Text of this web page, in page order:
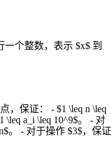
个整数，表示 $x$ 到
，保证： - $1 \leq n \leq
\leq a_i \leq 10^9$。 - 对
。 - 对于操作 $3$，保证